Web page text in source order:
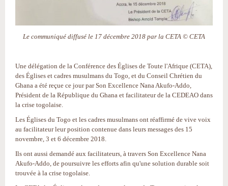
Le communiqué diffusé le 17 décembre 2018 par la CETA © CETA
Une délégation de la Conférence des Églises de Toute l'Afrique (CETA),
des Églises et cadres musulmans du Togo, et du Conseil Chrétien du
Ghana a été reçue ce jour par Son Excellence Nana Akufo-Addo,
Président de la République du Ghana et facilitateur de la CEDEAO dans
la crise togolaise.
Les Églises du Togo et les cadres musulmans ont réaffirmé de vive voix
au facilitateur leur position contenue dans leurs messages des 15
novembre, 3 et 6 décembre 2018.
Ils ont aussi demandé aux facilitateurs, à travers Son Excellence Nana
Akufo-Addo, de poursuivre les efforts afin qu'une solution durable soit
trouvée à la crise togolaise.